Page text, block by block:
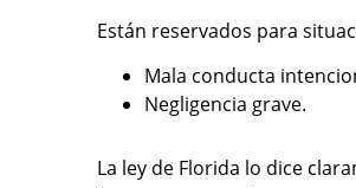
Están reservados para
Mala conducta
Negligencia grave.
La ley de Florida lo dice